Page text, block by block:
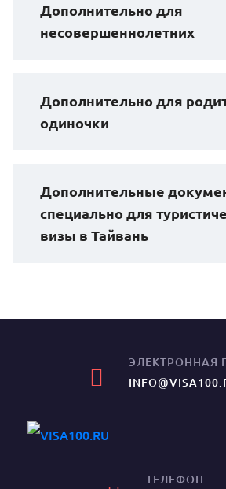
Дополнительно для
несовершеннолетних
Дополнительно для
одиночки
Дополнительные
специально для
визы в Тайвань
ЭЛЕКТРОННАЯ
ТЕЛЕФОН